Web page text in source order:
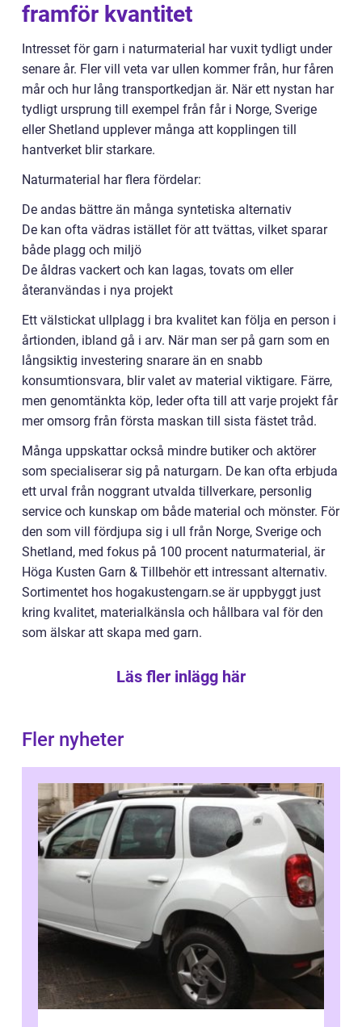
framför kvantitet
Intresset för garn i naturmaterial har vuxit tydligt under
senare år. Fler vill veta var ullen kommer från, hur fåren
mår och hur lång transportkedjan är. När ett nystan har
tydligt ursprung till exempel från får i Norge, Sverige
eller Shetland upplever många att kopplingen till
hantverket blir starkare.
Naturmaterial har flera fördelar:
De andas bättre än många syntetiska alternativ
De kan ofta vädras istället för att tvättas, vilket sparar
både plagg och miljö
De åldras vackert och kan lagas, tovats om eller
återanvändas i nya projekt
Ett välstickat ullplagg i bra kvalitet kan följa en person i
årtionden, ibland gå i arv. När man ser på garn som en
långsiktig investering snarare än en snabb
konsumtionsvara, blir valet av material viktigare. Färre,
men genomtänkta köp, leder ofta till att varje projekt får
mer omsorg från första maskan till sista fästet tråd.
Många uppskattar också mindre butiker och aktörer
som specialiserar sig på naturgarn. De kan ofta erbjuda
ett urval från noggrant utvalda tillverkare, personlig
service och kunskap om både material och mönster. För
den som vill fördjupa sig i ull från Norge, Sverige och
Shetland, med fokus på 100 procent naturmaterial, är
Höga Kusten Garn & Tillbehör ett intressant alternativ.
Sortimentet hos hogakustengarn.se är uppbyggt just
kring kvalitet, materialkänsla och hållbara val för den
som älskar att skapa med garn.
Läs fler inlägg här
Fler nyheter